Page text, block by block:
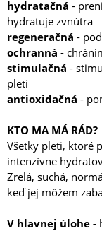
hydratačná -
hydratuje zvnútra
regeneračná -
ochranná -
stimulačná -
pleti
antioxidačná -
KTO MA MÁ RÁD?
Všetky pleti, ktoré
intenzívne
Zrelá, suchá,
keď jej môžem
V hlavnej úlohe -